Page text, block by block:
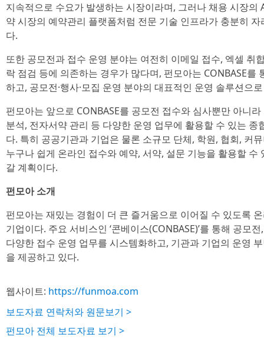
지속적으로 수요가 발생하는 시장이라며, 그러나 채용 시장의
약 시장의 예약관리 플랫폼처럼 전문 기술 인프라가 충분히
다.
또한 공모전과 접수 운영 분야는 여전히 이메일 접수, 엑셀 취
락 점검 등에 의존하는 경우가 많다며, 펀모아는 CONBASE를
하고, 공모전·행사·모집 운영 분야의 대표적인 운영 솔루션으
펀모아는 앞으로 CONBASE를 공모전 접수와 심사뿐만 아니
분석, 전자서약 관리 등 다양한 운영 업무에 활용할 수 있는
다. 특히 공공기관과 기업은 물론 소규모 단체, 학원, 협회, 커
누구나 쉽게 온라인 접수와 예약, 서약, 설문 기능을 활용할
갈 계획이다.
펀모아 소개
펀모아는 재밌는 경험이 더 큰 즐거움으로 이어질 수 있도록
기업이다. 주요 서비스인 ‘콘베이스(CONBASE)’를 통해 공모
다양한 접수 운영 업무를 시스템화하고, 기관과 기업의 운영
을 제공하고 있다.
웹사이트: https://funmoa.com
보도자료 연락처와 원문보기 >
펀모아 전체 보도자료 보기 >